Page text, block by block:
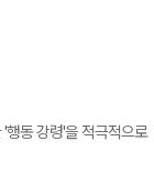
행동 강령'을 적극적으로